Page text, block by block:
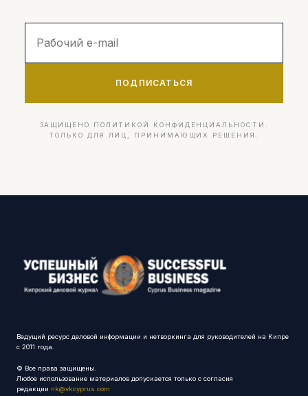
ПОДПИСАТЬСЯ
ЗАЩИЩЕНО ПОЛИТИКОЙ КОНФИДЕНЦИАЛЬНОСТИ.
ТОЛЬКО ДЛЯ ЛИЦ, ПРИНИМАЮЩИХ РЕШЕНИЯ.
Ведущий ресурс деловой информации и нетворкинга для руководителей на Кипре
с 2011 года.
© Все права защищены.
Любое использование материалов допускается только с согласия
редакции nk@vkcyprus.com